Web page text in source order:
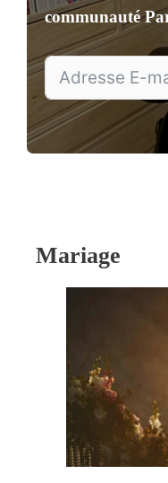
communauté
Mariage